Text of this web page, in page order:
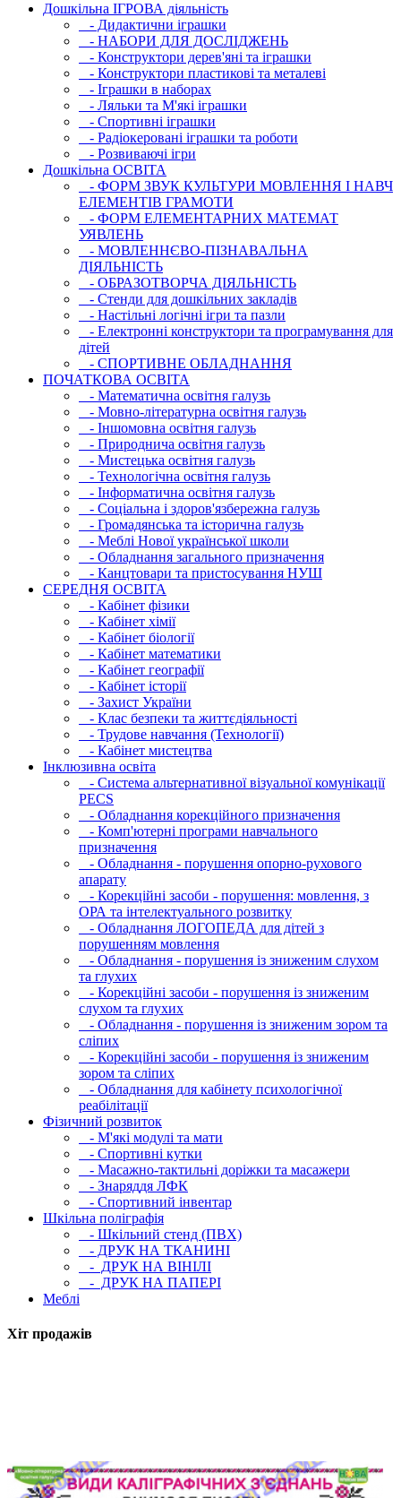
Дошкільна ІГРОВА діяльність
- Дидактични іграшки
- НАБОРИ ДЛЯ ДОСЛІДЖЕНЬ
- Конструктори дерев'яні та іграшки
- Конструктори пластикові та металеві
- Іграшки в наборах
- Ляльки та М'які іграшки
- Спортивні іграшки
- Радіокеровані іграшки та роботи
- Розвиваючі ігри
Дошкільна ОСВIТА
- ФОРМ ЗВУК КУЛЬТУРИ МОВЛЕННЯ І НАВЧ
ЕЛЕМЕНТІВ ГРАМОТИ
- ФОРМ ЕЛЕМЕНТАРНИХ МАТЕМАТ
УЯВЛЕНЬ
- МОВЛЕННЄВО-ПІЗНАВАЛЬНА
ДІЯЛЬНІСТЬ
- ОБРАЗОТВОРЧА ДІЯЛЬНІСТЬ
- Стенди для дошкільних закладів
- Настільні логічні ігри та пазли
- Електронні конструктори та програмування для
дітей
- СПОРТИВНЕ ОБЛАДНАННЯ
ПОЧАТКОВА ОСВIТА
- Математична освітня галузь
- Мовно-літературна освітня галузь
- Iншомовна освітня галузь
- Природнича освітня галузь
- Мистецька освітня галузь
- Технологічна освітня галузь
- Інфopматична освітня галузь
- Соціальна і здоров'язбережна галузь
- Громадянська та історична галузь
- Меблі Нової української школи
- Обладнання загального призначення
- Канцтовари та пристосування НУШ
СЕРЕДНЯ ОСВIТА
- Кабінет фізики
- Кабінет хімії
- Кабінет біології
- Кабінет математики
- Кабінет географії
- Кабінет історії
- Захист України
- Клас безпеки та життєдіяльності
- Трудове навчання (Технології)
- Кабінет мистецтва
Інклюзивна освіта
- Система альтернативної візуальної комунікації
PECS
- Обладнання корекційного призначення
- Комп'ютерні програми навчального
призначення
- Обладнання - порушення опорно-рухового
апарату
- Корекційні засоби - порушення: мовлення, з
ОРА та інтелектуального розвитку
- Обладнання ЛОГОПЕДА для дітей з
порушенням мовлення
- Обладнання - порушення із зниженим слухом
та глухих
- Корекційні засоби - порушення із зниженим
слухом та глухих
- Обладнання - порушення із зниженим зором та
сліпих
- Корекційні засоби - порушення із зниженим
зором та сліпих
- Обладнання для кабінету психологічної
реабілітації
Фізичний розвиток
- М'які модулi та мати
- Спортивні кутки
- Масажно-тактильні доріжки та масажери
- Знаряддя ЛФК
- Спортивний інвентар
Шкільна поліграфія
- Шкільний стенд (ПВХ)
- ДРУК НА ТКАНИНІ
- ДРУК НА ВІНІЛІ
- ДРУК НА ПАПЕРІ
Меблі
Хіт продажів